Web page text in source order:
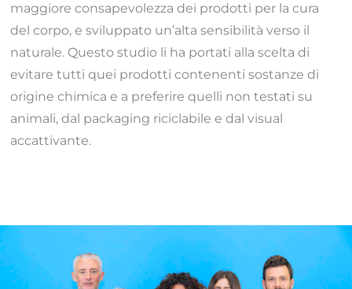
maggiore consapevolezza dei prodotti per la cura
del corpo, e sviluppato un’alta sensibilità verso il
naturale. Questo studio li ha portati alla scelta di
evitare tutti quei prodotti contenenti sostanze di
origine chimica e a preferire quelli non testati su
animali, dal packaging riciclabile e dal visual
accattivante.